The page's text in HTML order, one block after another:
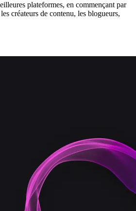
plateformes, en commençant par
créateurs de contenu, les blogueurs,